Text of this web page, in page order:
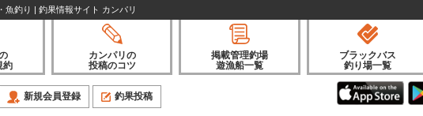
釣り | 釣果情報サイト カンパリ
約
カンパリの
投稿のコツ
掲載管理釣場
遊漁船一覧
ブラックバス
釣り場一覧
新規会員登録 釣果投稿